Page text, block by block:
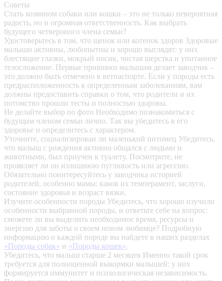
Советы
Стать хозяином собаки или кошки – это не только невероятная
радость, но и огромная ответственность. Как выбрать
будущего четвероного члена семьи?
Удостоверьтесь в том, что щенок или котенок здоров Здоровые
малыши активны, любопытны и хорошо выглядят: у них
блестящие глазки, мокрый носик, чистая шерстка и упитанное
телосложение. Первые прививки малышам делает заводчик –
это должно быть отмечено в ветпаспорте. Если у породы есть
предрасположенность к определенным заболеваниям, вам
должны предоставить справки о том, что родители и их
потомство прошли тесты и полностью здоровы.
Не делайте выбор по фото Необходимо познакомиться с
будущим членом семьи лично. Так вы убедитесь в его
здоровье и определитесь с характером.
Уточните, социализирован ли маленький питомец Убедитесь,
что малыш с рождения активно общался с людьми и
животными, был приучен к туалету. Посмотрите, не
проявляет ли он излишнюю пугливость или агрессию.
Обязательно поинтересуйтесь у заводчика историей
родителей, особенно мамы: каков их темперамент, заслуги,
состояние здоровья и возраст вязки.
Изучите особенности породы Убедитесь, что хорошо изучили
особенности выбранной породы, и ответьте себе на вопрос:
сможете ли вы выделить необходимое время, ресурсы и
энергию для заботы о своем новом любимце? Подробную
информацию о каждой породе вы найдете в наших разделах
«Породы собак» и «Породы кошек».
Убедитесь, что малыш старше 2 месяцев Именно такой срок
требуется для полноценной выкормки малышей: у них
формируется иммунитет и психологическая независимость.